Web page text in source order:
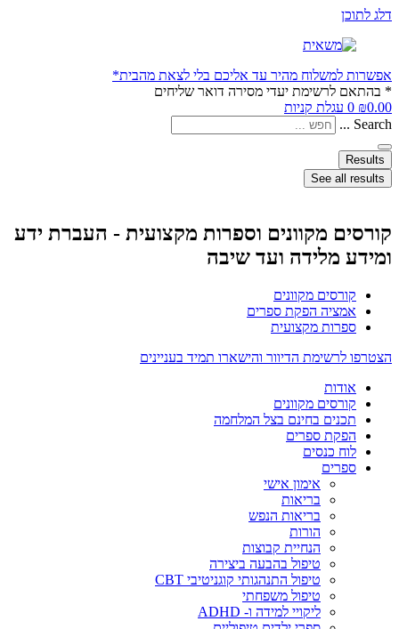
דלג לתוכן
אפשרות למשלוח מהיר עד אליכם בלי לצאת מהבית*
* בהתאם לרשימת יעדי מסירה דואר שליחים
₪0.00
0 עגלת קניות
Search ...
Results
See all results
קורסים מקוונים וספרות מקצועית - העברת ידע
ומידע מלידה ועד שיבה
קורסים מקוונים
אמציה הפקת ספרים
ספרות מקצועית
הצטרפו לרשימת הדיוור והישארו תמיד בעניינים
אודות
קורסים מקוונים
תכנים בחינם בצל המלחמה
הפקת ספרים
לוח כנסים
ספרים
אימון אישי
בריאות
בריאות הנפש
הורות
הנחיית קבוצות
טיפול בהבעה ביצירה
טיפול התנהגותי קוגניטיבי CBT
טיפול משפחתי
ליקויי למידה ו- ADHD